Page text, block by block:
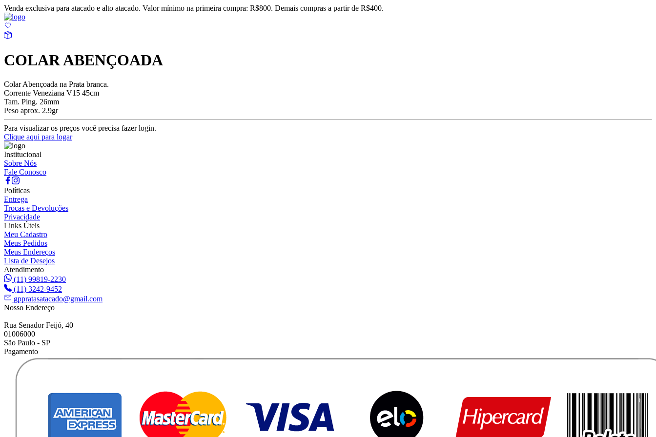
Venda exclusiva para atacado e alto atacado. Valor mínimo na primeira compra: R$800. Demais compras a partir de R$400.
COLAR ABENÇOADA
Colar Abençoada na Prata branca.
Corrente Veneziana V15 45cm
Tam. Ping. 26mm
Peso aprox. 2.9gr
Para visualizar os preços você precisa fazer login.
Clique aqui para logar
Institucional
Sobre Nós
Fale Conosco
Políticas
Entrega
Trocas e Devoluções
Privacidade
Links Úteis
Meu Cadastro
Meus Pedidos
Meus Endereços
Lista de Desejos
Atendimento
(11) 99819-2230
(11) 3242-9452
gppratasatacado@gmail.com
Nosso Endereço
Rua Senador Feijó, 40
01006000
São Paulo - SP
Pagamento